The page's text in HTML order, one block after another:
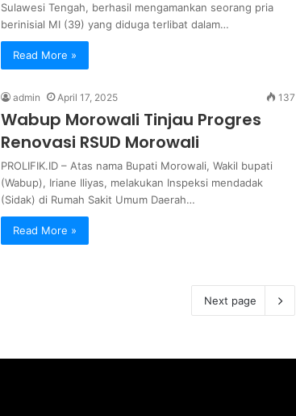
Sulawesi Tengah, berhasil mengamankan seorang pria
berinisial MI (39) yang diduga terlibat dalam…
Read More »
admin April 17, 2025 137
Wabup Morowali Tinjau Progres
Renovasi RSUD Morowali
PROLIFIK.ID – Atas nama Bupati Morowali, Wakil bupati
(Wabup), Iriane Iliyas, melakukan Inspeksi mendadak
(Sidak) di Rumah Sakit Umum Daerah…
Read More »
Next page